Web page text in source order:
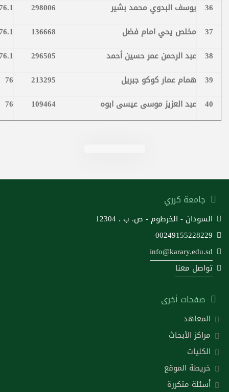
36
يوسف البدوي محمد بشير 298006
37
مخلص يحي امام فضل 136668
38
عبد الرحمن عمر حسين أحمد 296505
39
همام عمار كوكو جبريل 213295
76
40
عبد العزيز موسى عيسى ابوه 109464
76
جامعة كرري
السودان - الخرطوم - ص. ب . 12304
00249155228229
info@karary.edu.sd
تواصل معنا
صفحات أخرى
المعاهد
مراكز الأبحاث
الكليات
خريطة الموقع
أسئلة متكررة